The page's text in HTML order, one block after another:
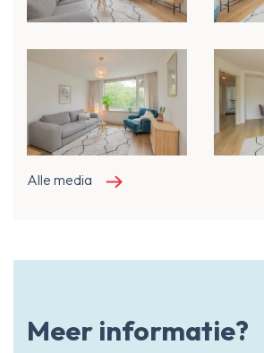
Alle media
Meer informatie?